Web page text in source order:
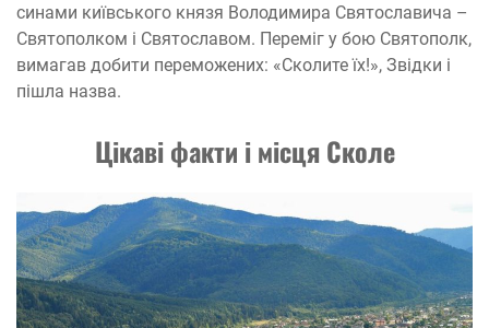
синами київського князя Володимира Святославича –
Святополком і Святославом. Переміг у бою Святополк,
вимагав добити переможених: «Сколите їх!», Звідки і
пішла назва.
Цікаві факти і місця Сколе